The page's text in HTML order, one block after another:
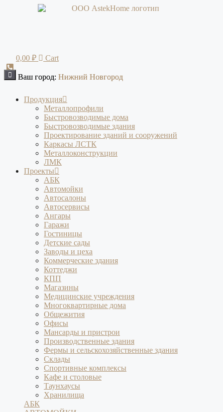
0,00 ₽ Cart
Продукция
Металлопрофили
Быстровозводимые дома
Быстровозводимые здания
Проектирование зданий и сооружений
Каркасы ЛСТК
Металлоконструкции
ЛМК
Проекты
АБК
Автомойки
Автосалоны
Автосервисы
Ангары
Гаражи
Гостиницы
Детские сады
Заводы и цеха
Коммерческие здания
Коттеджи
КПП
Магазины
Медицинские учреждения
Многоквартирные дома
Общежития
Офисы
Мансарды и пристрои
Производственные здания
Фермы и сельскохозяйственные здания
Склады
Спортивные комплексы
Кафе и столовые
Таунхаусы
Хранилища
АБК
Ваш город: Нижний Новгород
Ваш город: Нижний Новгород